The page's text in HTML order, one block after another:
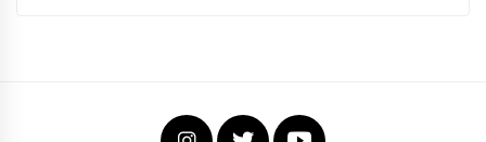
InstagramTwitterYoutube